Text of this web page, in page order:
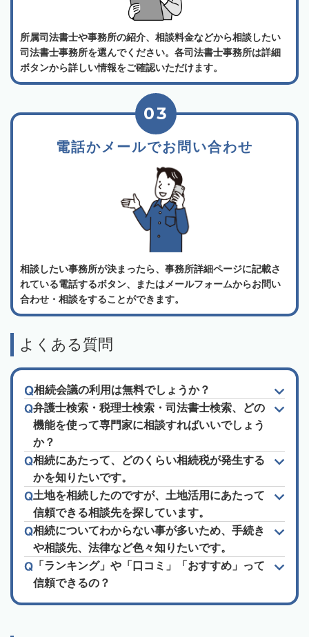
所属司法書士や事務所の紹介、相談料金などから相談したい
司法書士事務所を選んでください。各司法書士事務所は詳細
ボタンから詳しい情報をご確認いただけます。
電話かメールでお問い合わせ
03
相談したい事務所が決まったら、事務所詳細ページに記載さ
れている電話するボタン、またはメールフォームからお問い
合わせ・相談をすることができます。
よくある質問
相続会議の利用は無料でしょうか？
弁護士検索・税理士検索・司法書士検索、どの
機能を使って専門家に相談すればいいでしょう
か？
相続にあたって、どのくらい相続税が発生する
かを知りたいです。
土地を相続したのですが、土地活用にあたって
信頼できる相談先を探しています。
相続についてわからない事が多いため、手続き
や相談先、法律など色々知りたいです。
「ランキング」や「口コミ」「おすすめ」って
信頼できるの？